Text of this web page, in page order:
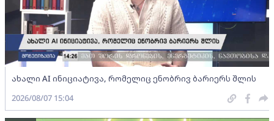
ახალი AI ინიციატივა, რომელიც ენობრივ ბარიერს შლის
2026/08/07 15:04